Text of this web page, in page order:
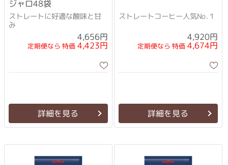
ジャロ48袋
ストレートに好適な酸味と甘
み
4,656円
定期便なら 特価4,423円
詳細を見る
ストレートコーヒー人気No.１
4,920円
定期便なら 特価4,674円
詳細を見る